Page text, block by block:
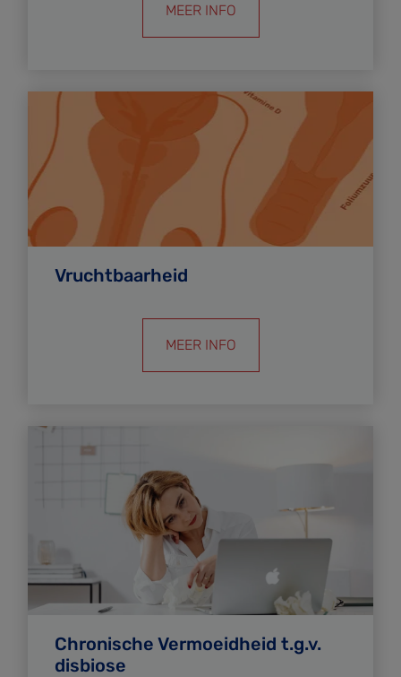
MEER INFO
Vruchtbaarheid
MEER INFO
Chronische Vermoeidheid t.g.v.
disbiose